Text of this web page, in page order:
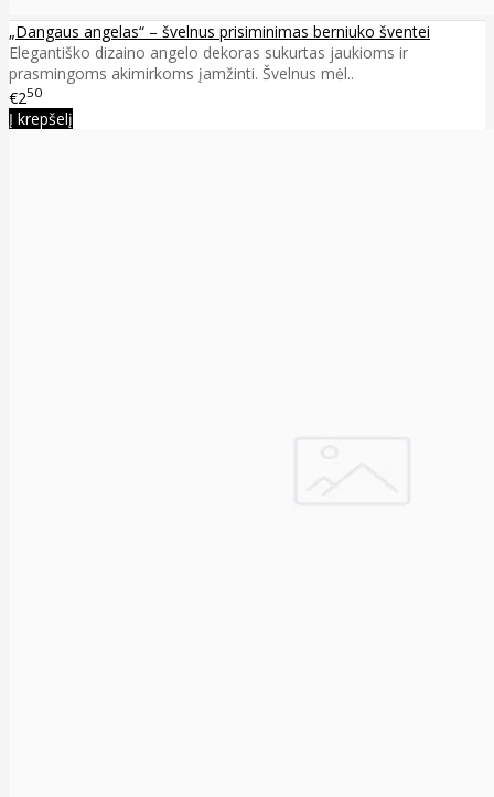
„Dangaus angelas“ – švelnus prisiminimas berniuko šventei
Elegantiško dizaino angelo dekoras sukurtas jaukioms ir
prasmingoms akimirkoms įamžinti. Švelnus mėl..
€250
Į krepšelį